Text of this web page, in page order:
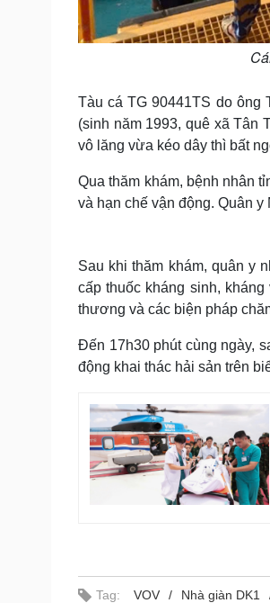
Tàu cá TG 90441TS do ông
(sinh năm 1993, quê xã Tân
vô lăng vừa kéo dây thì bất
Qua thăm khám, bệnh nhân
và hạn chế vận động. Quân
Sau khi thăm khám, quân y
cấp thuốc kháng sinh,
thương và các biện pháp
Đến 17h30 phút cùng ngày,
động khai thác hải sản trên
Tag: VOV Nhà giàn DK1